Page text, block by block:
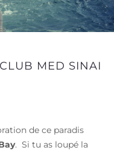
MED SINAI
de ce paradis
. Si tu as loupé la